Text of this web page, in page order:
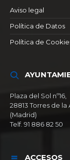
Aviso legal
Política de Datos
Política de
Plaza del Sol nº16,
28813 Torres de la
(Madrid)
Telf. 91 886 82 50
ACCESOS